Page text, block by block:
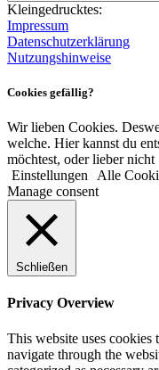
Kleingedrucktes:
Impressum
Datenschutzerklärung
Nutzungshinweise
Cookies gefällig?
Wir lieben Cookies.
welche. Hier kannst du
möchtest, oder lieber nicht
Einstellungen
Alle
Manage consent
Schließen
Privacy Overview
This website uses
navigate through the